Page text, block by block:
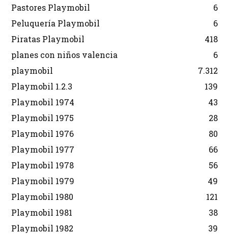
Pastores Playmobil
6
Peluquería Playmobil
6
Piratas Playmobil
418
planes con niños valencia
6
playmobil
7.312
Playmobil 1.2.3
139
Playmobil 1974
43
Playmobil 1975
28
Playmobil 1976
80
Playmobil 1977
66
Playmobil 1978
56
Playmobil 1979
49
Playmobil 1980
121
Playmobil 1981
38
Playmobil 1982
39